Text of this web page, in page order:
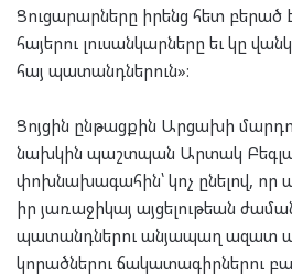
Ցուցարարները իրենց հետ բերած
հայերու լուսանկարները եւ կը
հայ պատանդներուն»։
Ցոյցին ընթացքին Արցախի
նախկին պաշտպան Արտակ
փոխնախագահին՝ կոչ ընելով, որ
իր յառաջիկայ այցելութեան
պատանդներու անյապաղ ազատ
կորածներու ճակատագիրներու